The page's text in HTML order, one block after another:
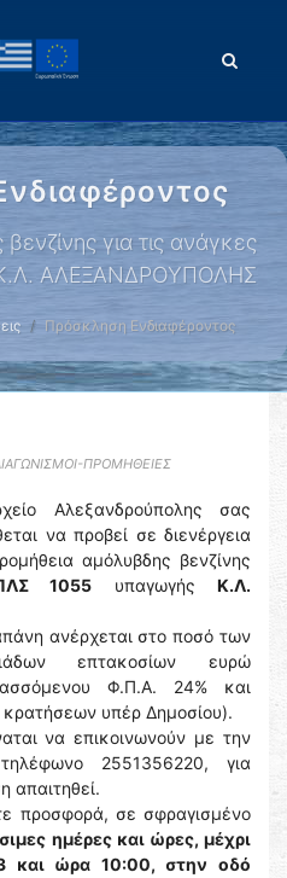
για τις ανάγκες
ΑΛΕΞΑΝΔΡΟΥΠΟΛΗΣ
Πρόσκληση Ενδιαφέροντος
ΠΡΟΜΗΘΕΙΕΣ
Αλεξανδρούπολης σας
να προβεί σε διενέργεια
αμόλυβδης βενζίνης
1055 υπαγωγής Κ.Λ.
ανέρχεται στο ποσό των
επτακοσίων ευρώ
Φ.Π.Α. 24% και
υπέρ Δημοσίου).
να επικοινωνούν με την
2551356220, για
απαιτηθεί.
προσφορά, σε σφραγισμένο
ημέρες και ώρες, μέχρι
και ώρα 10:00, στην οδό